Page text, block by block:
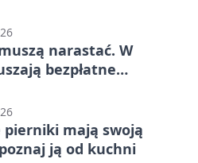
narastać. W
bezpłatne
pierniki mają swoją
ją od kuchni